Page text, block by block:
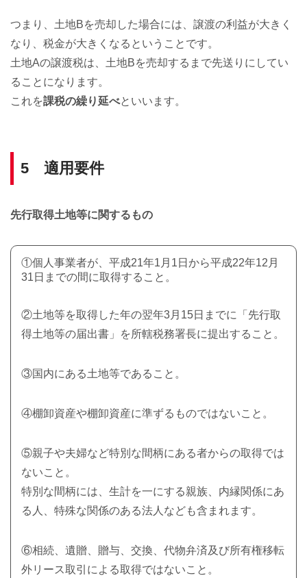
つまり、土地Bを売却した場合には、譲渡の利益が大きく
なり、税金が大きくなるということです。
土地Aの譲渡税は、土地Bを売却するまで先送りにしてい
ることになります。
これを課税の繰り延べといいます。
5 適用要件
先行取得土地等に関するもの
①個人事業者が、平成21年1月1日から平成22年12月
31日までの間に取得すること。
②土地等を取得した年の翌年3月15日までに「先行取
得土地等の届出書」を所轄税務署長に提出すること。
③国内にある土地等であること。
④棚卸資産や棚卸資産に準ずるものではないこと。
⑤親子や夫婦など特別な間柄にある者からの取得では
ないこと。
特別な間柄には、生計を一にする親族、内縁関係にあ
る人、特殊な関係のある法人なども含まれます。
⑥相続、遺贈、贈与、交換、代物弁済及び所有権移転
外リース取引による取得ではないこと。